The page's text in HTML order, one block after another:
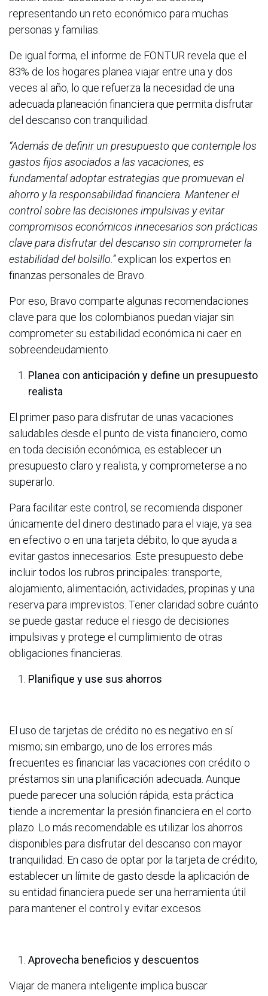
representando un reto económico para muchas
personas y familias.
De igual forma, el informe de FONTUR revela que el
83% de los hogares planea viajar entre una y dos
veces al año, lo que refuerza la necesidad de una
adecuada planeación financiera que permita disfrutar
del descanso con tranquilidad.
“Además de definir un presupuesto que contemple los
gastos fijos asociados a las vacaciones, es
fundamental adoptar estrategias que promuevan el
ahorro y la responsabilidad financiera. Mantener el
control sobre las decisiones impulsivas y evitar
compromisos económicos innecesarios son prácticas
clave para disfrutar del descanso sin comprometer la
estabilidad del bolsillo.”explican los expertos en
finanzas personales de Bravo.
Por eso, Bravo comparte algunas recomendaciones
clave para que los colombianos puedan viajar sin
comprometer su estabilidad económica ni caer en
sobreendeudamiento.
Planea con anticipación y define un presupuesto
realista
El primer paso para disfrutar de unas vacaciones
saludables desde el punto de vista financiero, como
en toda decisión económica, es establecer un
presupuesto claro y realista, y comprometerse a no
superarlo.
Para facilitar este control, se recomienda disponer
únicamente del dinero destinado para el viaje, ya sea
en efectivo o en una tarjeta débito, lo que ayuda a
evitar gastos innecesarios. Este presupuesto debe
incluir todos los rubros principales: transporte,
alojamiento, alimentación, actividades, propinas y una
reserva para imprevistos. Tener claridad sobre cuánto
se puede gastar reduce el riesgo de decisiones
impulsivas y protege el cumplimiento de otras
obligaciones financieras.
Planifique y use sus ahorros
El uso de tarjetas de crédito no es negativo en sí
mismo; sin embargo, uno de los errores más
frecuentes es financiar las vacaciones con crédito o
préstamos sin una planificación adecuada. Aunque
puede parecer una solución rápida, esta práctica
tiende a incrementar la presión financiera en el corto
plazo. Lo más recomendable es utilizar los ahorros
disponibles para disfrutar del descanso con mayor
tranquilidad. En caso de optar por la tarjeta de crédito,
establecer un límite de gasto desde la aplicación de
su entidad financiera puede ser una herramienta útil
para mantener el control y evitar excesos.
Aprovecha beneficios y descuentos
Viajar de manera inteligente implica buscar